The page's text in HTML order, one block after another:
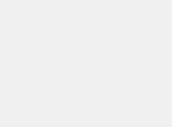
açık pozisyon
adete geriledi.